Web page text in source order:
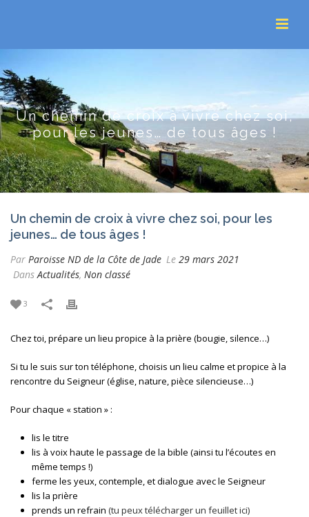
Un chemin de croix à vivre chez soi,
pour les jeunes… de tous âges !
Un chemin de croix à vivre chez soi, pour les
jeunes… de tous âges !
Par Paroisse ND de la Côte de Jade Le 29 mars 2021
DansActualités, Non classé
3
Chez toi, prépare un lieu propice à la prière (bougie, silence…)
Si tu le suis sur ton téléphone, choisis un lieu calme et propice à la
rencontre du Seigneur (église, nature, pièce silencieuse…)
Pour chaque « station » :
lis le titre
lis à voix haute le passage de la bible (ainsi tu l’écoutes en
même temps !)
ferme les yeux, contemple, et dialogue avec le Seigneur
lis la prière
prends un refrain (tu peux télécharger un feuillet ici)